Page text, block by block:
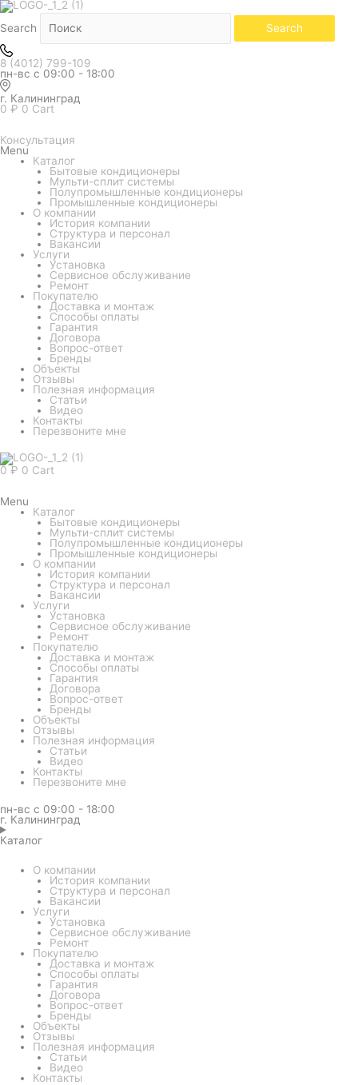
Search Search
8 (4012) 799-109
пн-вс с 09:00 - 18:00
г. Калининград
0 ₽ 0 Cart
Консультация
Menu
Каталог
Бытовые кондиционеры
Мульти-сплит системы
Полупромышленные кондиционеры
Промышленные кондиционеры
О компании
История компании
Структура и персонал
Вакансии
Услуги
Установка
Сервисное обслуживание
Ремонт
Покупателю
Доставка и монтаж
Способы оплаты
Гарантия
Договора
Вопрос-ответ
Бренды
Объекты
Отзывы
Полезная информация
Статьи
Видео
Контакты
Перезвоните мне
0 ₽ 0 Cart
Menu
Каталог
Бытовые кондиционеры
Мульти-сплит системы
Полупромышленные кондиционеры
Промышленные кондиционеры
О компании
История компании
Структура и персонал
Вакансии
Услуги
Установка
Сервисное обслуживание
Ремонт
Покупателю
Доставка и монтаж
Способы оплаты
Гарантия
Договора
Вопрос-ответ
Бренды
Объекты
Отзывы
Полезная информация
Статьи
Видео
Контакты
Перезвоните мне
пн-вс с 09:00 - 18:00
г. Калининград
Каталог
О компании
История компании
Структура и персонал
Вакансии
Услуги
Установка
Сервисное обслуживание
Ремонт
Покупателю
Доставка и монтаж
Способы оплаты
Гарантия
Договора
Вопрос-ответ
Бренды
Объекты
Отзывы
Полезная информация
Статьи
Видео
Контакты
Количество
товара
Сплит-
система
Midea
Breezeless
E
MSFE-
18N8D6-
I/MSFE-
18N8D6-